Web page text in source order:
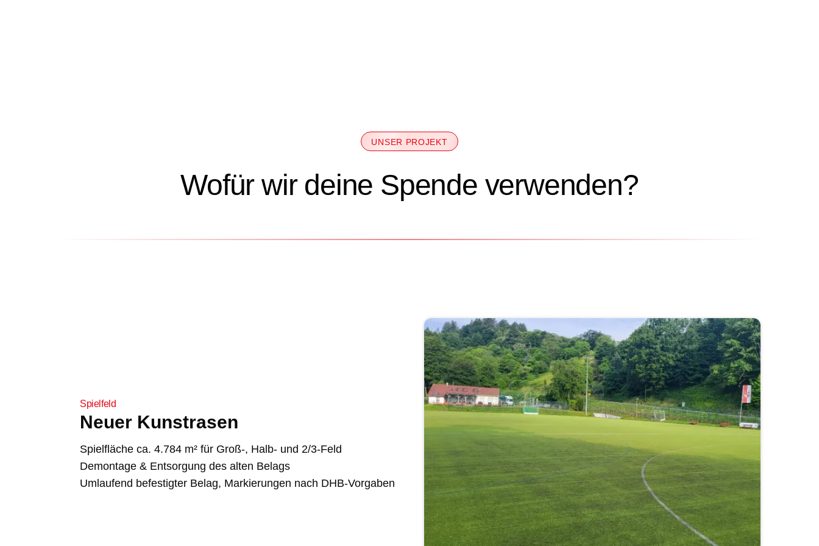
UNSER PROJEKT
Wofür wir deine Spende verwenden?
Spielfeld
Neuer Kunstrasen
Spielfläche ca. 4.784 m² für Groß-, Halb- und 2/3-Feld
Demontage & Entsorgung des alten Belags
Umlaufend befestigter Belag, Markierungen nach DHB-Vorgaben